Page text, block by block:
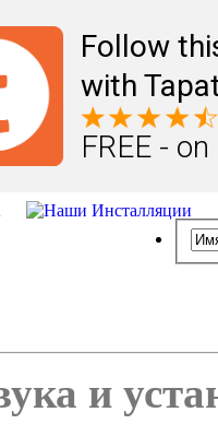
Follow
with
FREE -
и